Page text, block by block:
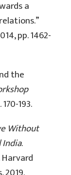
a
pp. 1462-
the
193.
Without
India.